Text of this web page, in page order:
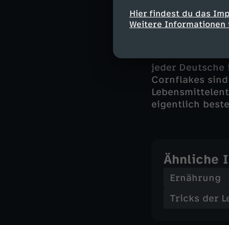
Hier findest du das
Weitere
Ein Frühstück
meisten Kinder
der Konzern
Welt erobert
jeder Deutsche
Cornflakes
eigentlich
Ähnliche
Ernährung
Tricks der